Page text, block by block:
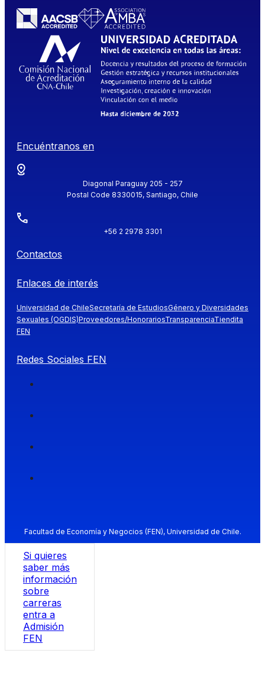
Encuéntranos en
Diagonal Paraguay 205 - 257
Postal Code 8330015, Santiago, Chile
+56 2 2978 3301
Contactos
Enlaces de interés
Universidad de ChileSecretaría de EstudiosGénero y Diversidades
Sexuales (OGDIS)Proveedores/HonorariosTransparenciaTiendita
FEN
Redes Sociales FEN
Facultad de Economía y Negocios (FEN), Universidad de Chile.
Si quieres
saber más
información
sobre
carreras
entra a
Admisión
FEN